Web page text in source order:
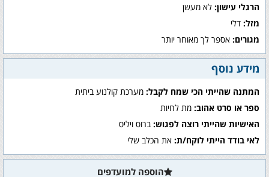
הרגלי עישון: לא מעשן
מזל: דלי
מגורים: אספר לך מאוחר יותר
מידע נוסף
המתנה שהייתי הכי שמח לקבל: מערכת קולנוע ביתית
ספר או סרט אהוב: מת לחיות
האישיות שהייתי רוצה לפגוש: ברוס ויליס
לאי בודד הייתי לוקח/ת: את הכלב שלי
הוספה למועדפים